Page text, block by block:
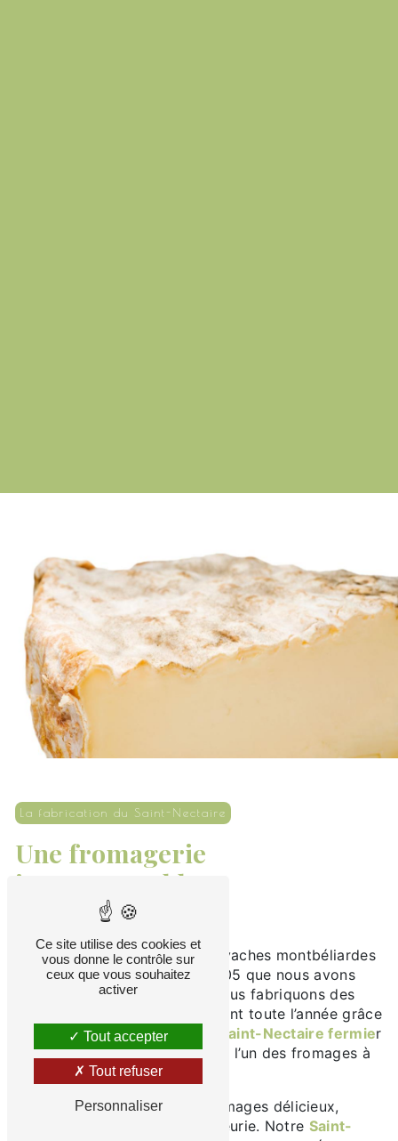
La fabrication du Saint-Nectaire
Une fromagerie
incontournable
Spécialisés dans l’élevage de vaches montbéliardes
depuis 1957, ce n’est qu’en 2005 que nous avons
aménagé notre fromagerie. Nous fabriquons des
durant toute l’année grâce
au lait de notre troupeau. Le
Saint-Nectaire fermier
est l’un desAOCd’Auvergne et l’un des fromages à
goût exceptionnel.
Nous vous proposons des fromages délicieux,
caractérisés par une croûte fleurie. Notre Saint-
Ce site utilise des cookies et
vous donne le contrôle sur
ceux que vous souhaitez
activer
Tout accepter
Tout refuser
Personnaliser